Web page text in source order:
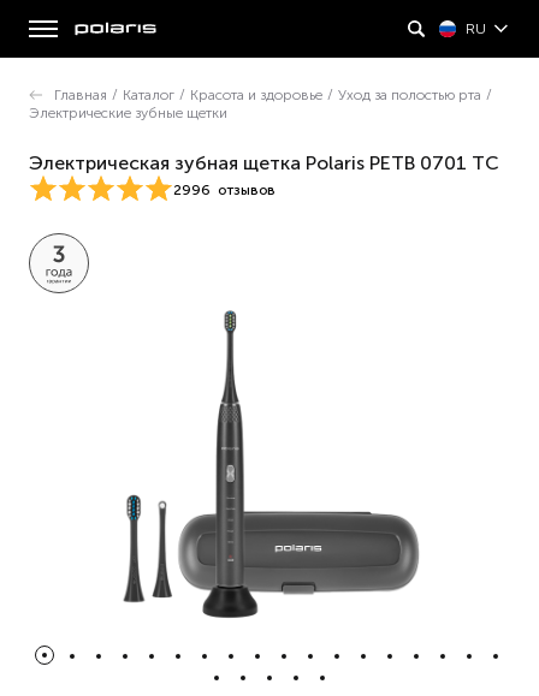
RU
Главная / Каталог / Красота и здоровье / Уход за полостью рта /
Электрические зубные щетки
Электрическая зубная щетка Polaris PETB 0701 TC
2996 отзывов